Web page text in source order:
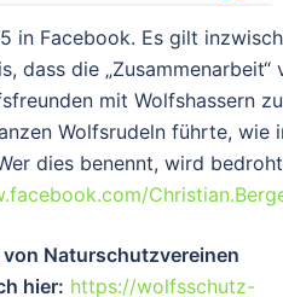
in Facebook. Es gilt
dass die „Zusammenarbeit“
mit Wolfshassern
Wolfsrudeln führte, wie
dies benennt, wird
Naturschutzvereinen
hier: https://wolfsschutz-